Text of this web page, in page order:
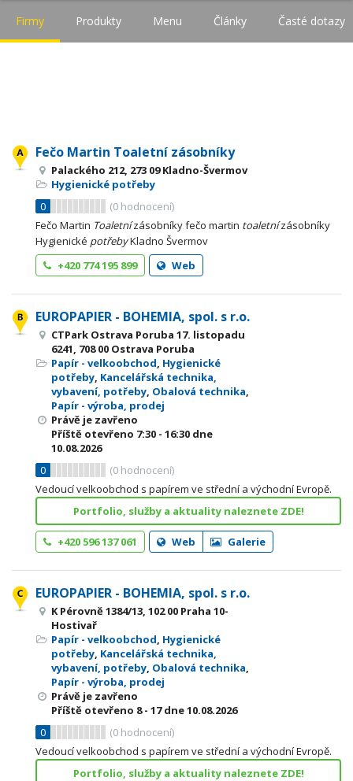
Firmy Produkty Menu Články Časté dotazy
Fečo Martin Toaletní zásobníky
Palackého 212, 273 09 Kladno-Švermov
Hygienické potřeby
0
(0 hodnocení)
Fečo Martin Toaletnízásobníky fečo martin toaletnízásobníky
Hygienické potřebyKladno Švermov
+420 774 195 899
Web
EUROPAPIER - BOHEMIA, spol. s r.o.
CTPark Ostrava Poruba 17. listopadu
6241, 708 00 Ostrava Poruba
Papír - velkoobchod, Hygienické
potřeby, Kancelářská technika,
vybavení, potřeby, Obalová technika,
Papír - výroba, prodej
Právě je zavřeno
Příště otevřeno 7:30 - 16:30 dne
10.08.2026
0
(0 hodnocení)
Vedoucí velkoobchod s papírem ve střední a východní Evropě.
Portfolio, služby a aktuality naleznete ZDE!
+420 596 137 061 Web Galerie
EUROPAPIER - BOHEMIA, spol. s r.o.
K Pérovně 1384/13, 102 00 Praha 10-
Hostivař
Papír - velkoobchod, Hygienické
potřeby, Kancelářská technika,
vybavení, potřeby, Obalová technika,
Papír - výroba, prodej
Právě je zavřeno
Příště otevřeno 8 - 17dne 10.08.2026
0
(0 hodnocení)
Vedoucí velkoobchod s papírem ve střední a východní Evropě.
Portfolio, služby a aktuality naleznete ZDE!